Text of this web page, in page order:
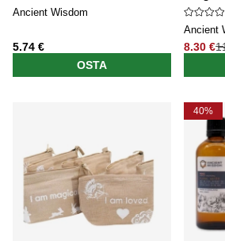
Ancient Wisdom
5.74 €
OSTA
Ancient
8.30 €
40%